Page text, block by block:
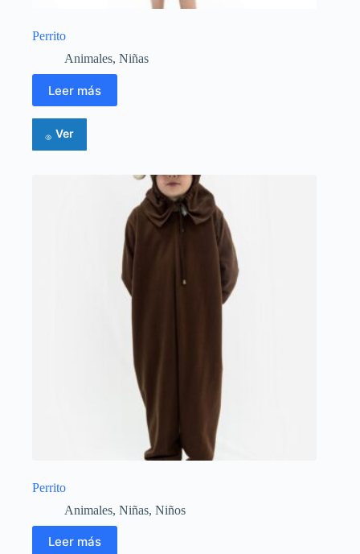
Perrito
Animales, Niñas
Leer más
Ver
Perrito
Animales, Niñas, Niños
Leer más